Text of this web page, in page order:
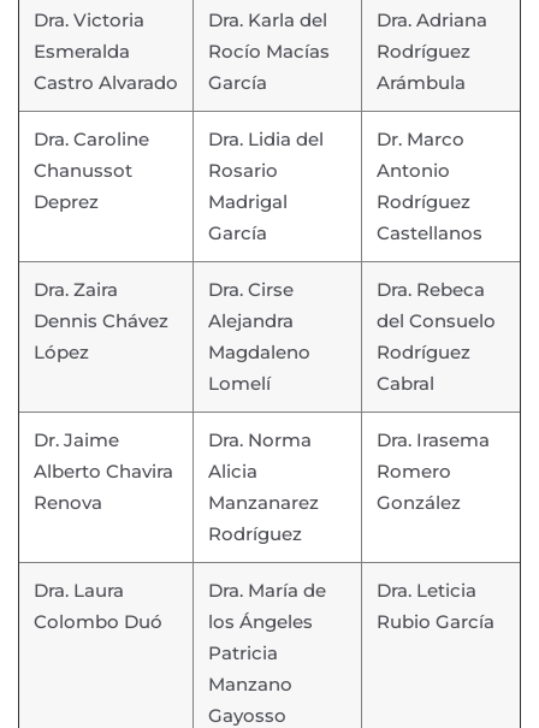
Dra. Victoria
Esmeralda
Castro Alvarado
Dra. Karla del
Rocío Macías
García
Dra. Adriana
Rodríguez
Arámbula
Dra. Caroline
Chanussot
Deprez
Dra. Lidia del
Rosario
Madrigal
García
Dr. Marco
Antonio
Rodríguez
Castellanos
Dra. Zaira
Dennis Chávez
López
Dra. Cirse
Alejandra
Magdaleno
Lomelí
Dra. Rebeca
del Consuelo
Rodríguez
Cabral
Dr. Jaime
Alberto Chavira
Renova
Dra. Norma
Alicia
Manzanarez
Rodríguez
Dra. Irasema
Romero
González
Dra. Laura
Colombo Duó
Dra. María de
los Ángeles
Patricia
Manzano
Gayosso
Dra. Leticia
Rubio García